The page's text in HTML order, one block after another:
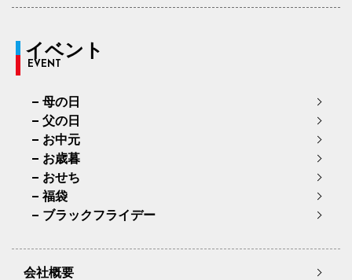
イベント
EVENT
母の日
父の日
お中元
お歳暮
おせち
福袋
ブラックフライデー
会社概要